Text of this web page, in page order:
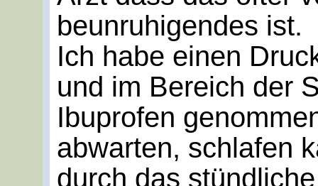
beunruhigendes ist.
Ich habe einen
und im Bereich der
Ibuprofen
abwarten, schlafen
durch das